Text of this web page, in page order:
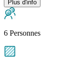
Plus d'info
6 Personnes